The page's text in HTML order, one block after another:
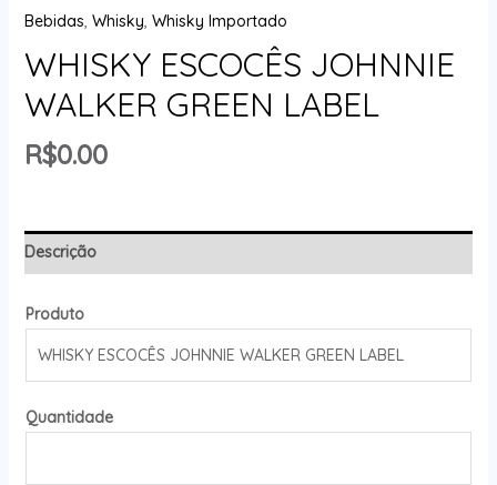
Bebidas, Whisky, Whisky Importado
WHISKY ESCOCÊS JOHNNIE
WALKER GREEN LABEL
R$0.00
Descrição
Produto
Quantidade